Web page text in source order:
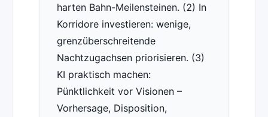
harten Bahn-Meilensteinen. (2) In
Korridore investieren: wenige,
grenzüberschreitende
Nachtzugachsen priorisieren. (3)
KI praktisch machen:
Pünktlichkeit vor Visionen –
Vorhersage, Disposition,